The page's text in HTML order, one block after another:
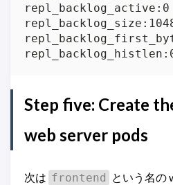
repl_backlog_active:0
Step five: Create
web server pods
次は frontend
という名の